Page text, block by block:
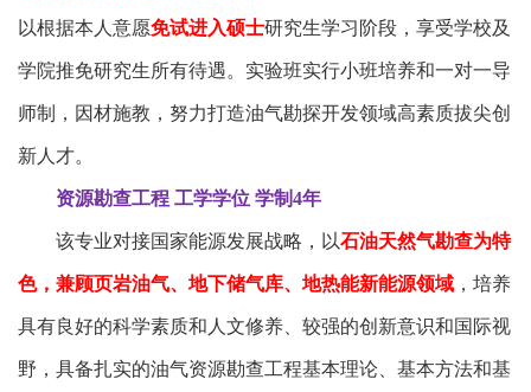
以根据本人意愿免试进入硕士研究生学习阶段，享受学校及
学院推免研究生所有待遇。实验班实行小班培养和一对一导
师制，因材施教，努力打造油气勘探开发领域高素质拔尖创
新人才。
资源勘查工程 工学学位 学制4年
该专业对接国家能源发展战略，以石油天然气勘查为特
色，兼顾页岩油气、地下储气库、地热能新能源领域 ，培养
具有良好的科学素质和人文修养、较强的创新意识和国际视
野，具备扎实的油气资源勘查工程基本理论、基本方法和基